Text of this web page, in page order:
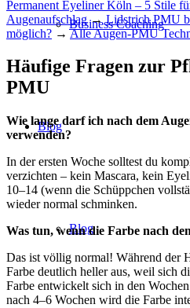
Business Coaching
Blog
Blog
Permanent Eyeliner Köln – 5 Stile
Augenaufschlag→Lidstrich PMU
möglich? →Alle Augen-PMU
Häufige Fragen zur
PMU
Wie lange darf ich nach dem
verwenden?
In der ersten Woche solltest du
verzichten – kein Mascara, kein
10–14 (wenn die Schüppchen
wieder normal schminken.
Was tun, wenn die Farbe nach
Das ist völlig normal! Während der
Farbe deutlich heller aus, weil sich
Farbe entwickelt sich in den
nach 4–6 Wochen wird die Farbe